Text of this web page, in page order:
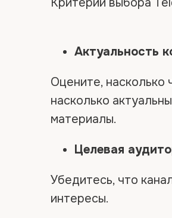
Актуальность
Оцените, насколько
насколько
материалы.
Целевая
Убедитесь, что
интересы.